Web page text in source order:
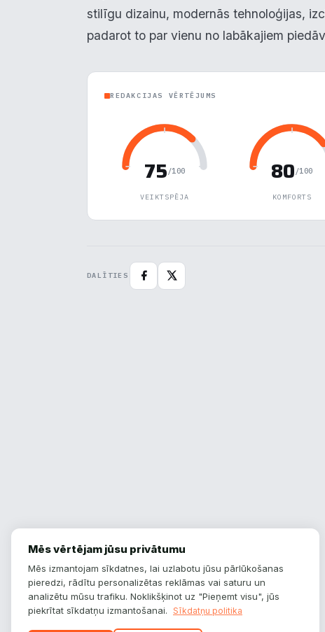
stilīgu dizainu, modernās tehnoloģijas,
padarot to par vienu no labākajiem
REDAKCIJAS VĒRTĒJUMS
75 /100
VEIKTSPĒJA
80 /100
KOMFORTS
DALĪTIES
Mēs vērtējam jūsu privātumu
Mēs izmantojam sīkdatnes, lai uzlabotu jūsu pārlūkošanas
pieredzi, rādītu personalizētas reklāmas vai saturu un
analizētu mūsu trafiku. Noklikšķinot uz "Pieņemt visu", jūs
piekrītat sīkdatņu izmantošanai. Sīkdatņu politika